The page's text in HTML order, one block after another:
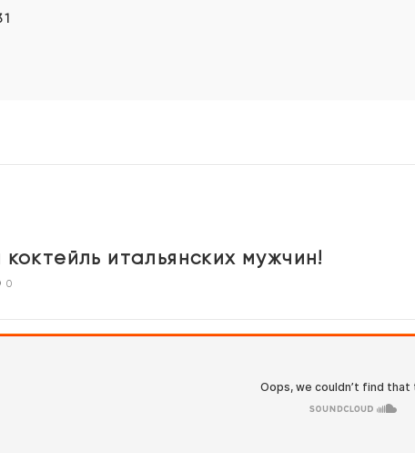
итальянских мужчин!
0